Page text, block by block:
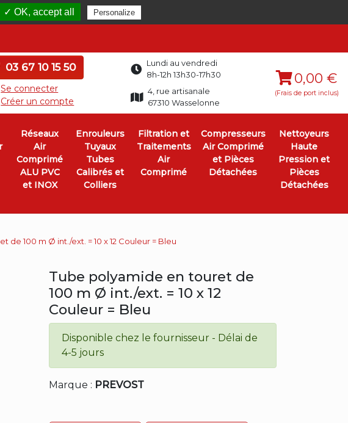
03 67 10 15 50
Se connecter
Créer un compte
Lundi au vendredi
8h-12h 13h30-17h30
4, rue artisanale
67310 Wasselonne
0,00 €
(Frais de port inclus)
Réseaux
Air
Comprimé
ALU PVC
et INOX
Enrouleurs
Tuyaux
Tubes
Calibrés et
Colliers
Filtration et
Traitements
Air
Comprimé
Compresseurs
Air Comprimé
et Pièces
Détachées
Nettoyeurs
Haute
Pression et
Pièces
Détachées
de 100 m Ø int./ext. = 10 x 12 Couleur = Bleu
Tube polyamide en touret de
100 m Ø int./ext. = 10 x 12
Couleur = Bleu
Disponible chez le fournisseur - Délai de
4-5 jours
Marque : PREVOST
✓ OK, accept all Personalize